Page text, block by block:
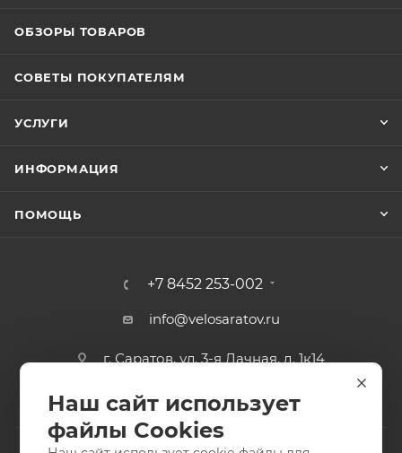
ОБЗОРЫ ТОВАРОВ
СОВЕТЫ ПОКУПАТЕЛЯМ
УСЛУГИ
ИНФОРМАЦИЯ
ПОМОЩЬ
+7 8452 253-002
info@velosaratov.ru
г. Саратов, ул. 3-я Дачная, д. 1к14
Наш сайт использует
файлы Cookies